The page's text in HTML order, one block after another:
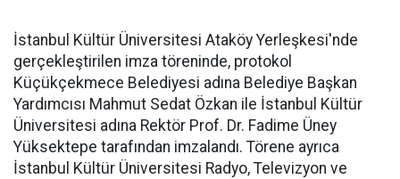
İstanbul Kültür Üniversitesi Ataköy Yerleşkesi'nde
gerçekleştirilen imza töreninde, protokol
Küçükçekmece Belediyesi adına Belediye Başkan
Yardımcısı Mahmut Sedat Özkan ile İstanbul Kültür
Üniversitesi adına Rektör Prof. Dr. Fadime Üney
Yüksektepe tarafından imzalandı. Törene ayrıca
İstanbul Kültür Üniversitesi Radyo, Televizyon ve